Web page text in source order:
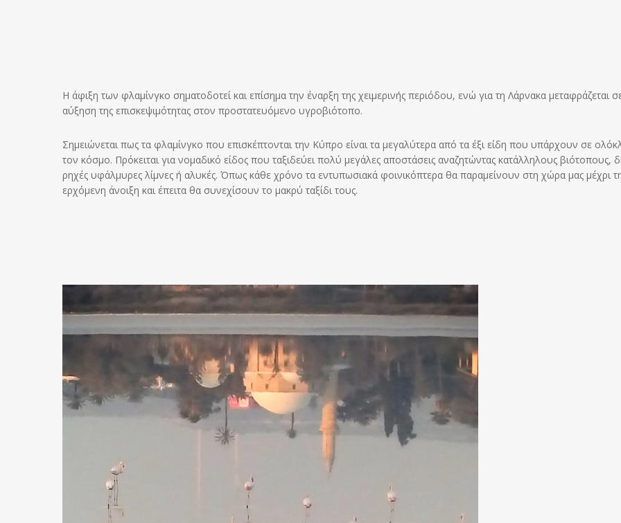
Η άφιξη των φλαμίνγκο σηματοδοτεί και επίσημα την έναρξη της χειμερινής περιόδου, ενώ για τη Λάρνακα μεταφράζεται
αύξηση της επισκεψιμότητας στον προστατευόμενο υγροβιότοπο.
Σημειώνεται πως τα φλαμίνγκο που επισκέπτονται την Κύπρο είναι τα μεγαλύτερα από τα έξι είδη που υπάρχουν σε
τον κόσμο. Πρόκειται για νομαδικό είδος που ταξιδεύει πολύ μεγάλες αποστάσεις αναζητώντας κατάλληλους βιότοπους,
ρηχές υφάλμυρες λίμνες ή αλυκές. Όπως κάθε χρόνο τα εντυπωσιακά φοινικόπτερα θα παραμείνουν στη χώρα μας μέχρι
ερχόμενη άνοιξη και έπειτα θα συνεχίσουν το μακρύ ταξίδι τους.